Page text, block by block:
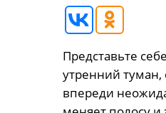
Представьте
утренний
впереди